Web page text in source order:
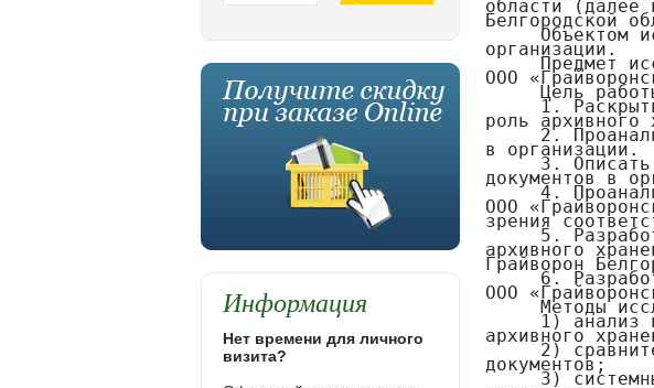
Информация
Нет времени для личного
визита?